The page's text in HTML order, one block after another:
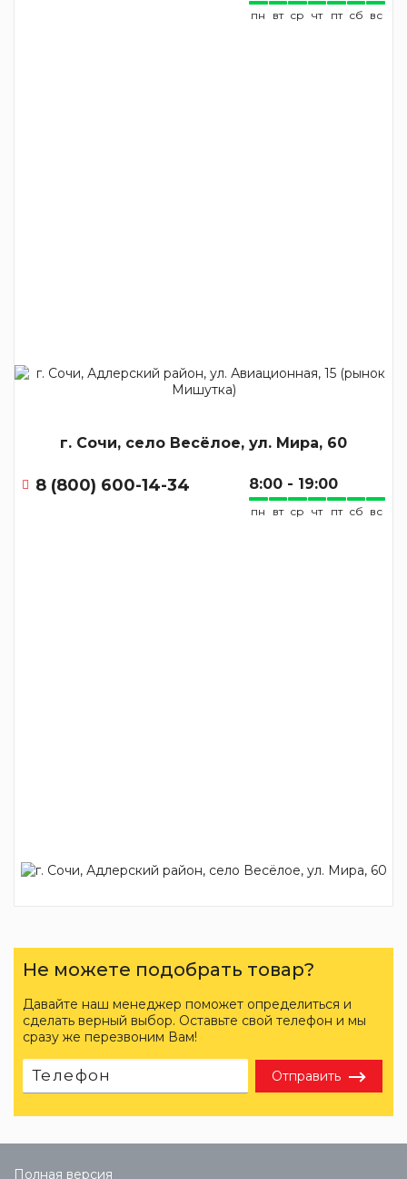
пн вт ср чт пт сб вс
г. Сочи, село Весёлое, ул. Мира, 60
8 (800) 600-14-34 8:00 - 19:00
пн вт ср чт пт сб вс
Не можете подобрать товар?
Давайте наш менеджер поможет определиться и
сделать верный выбор. Оставьте свой телефон и мы
сразу же перезвоним Вам!
Отправить
Полная версия